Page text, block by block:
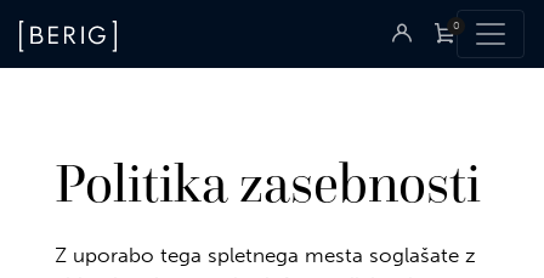
0
Politika zasebnosti
Z uporabo tega spletnega mesta soglašate z